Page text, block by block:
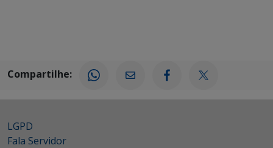
Compartilhe:
LGPD
Fala Servidor